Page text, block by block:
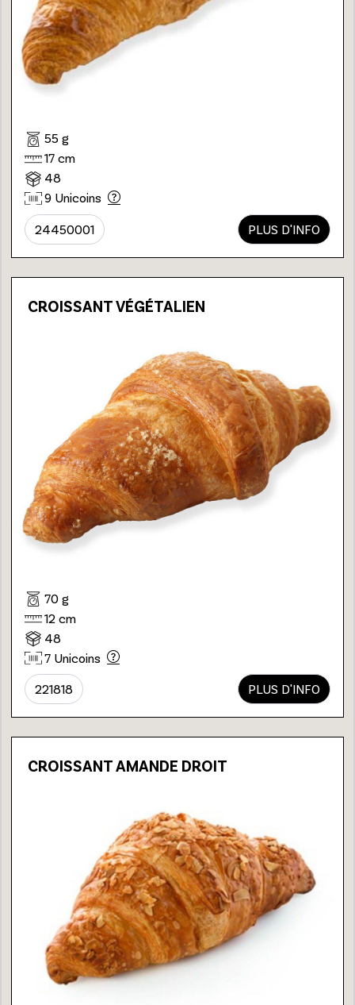
55 g
17 cm
48
9 Unicoins
24450001 PLUS D'INFO
CROISSANT VÉGÉTALIEN
70 g
12 cm
48
7 Unicoins
221818 PLUS D'INFO
CROISSANT AMANDE DROIT